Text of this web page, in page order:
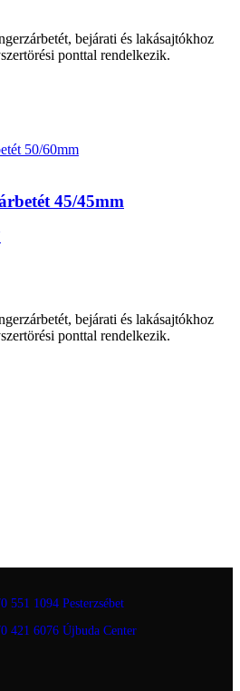
bejárati és lakásajtókhoz
ponttal rendelkezik.
45/45mm
bejárati és lakásajtókhoz
ponttal rendelkezik.
551 1094 Pesterzsébet
421 6076 Újbuda Center